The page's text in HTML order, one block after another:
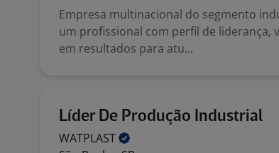
Empresa multinacional do segmento
um profissional com perfil de liderança,
em resultados para atu...
Líder De Produção Industrial
WATPLAST